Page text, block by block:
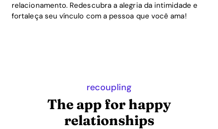
relacionamento. Redescubra a alegria da intimidade e
fortaleça seu vínculo com a pessoa que você ama!
recoupling
The app for happy
relationships